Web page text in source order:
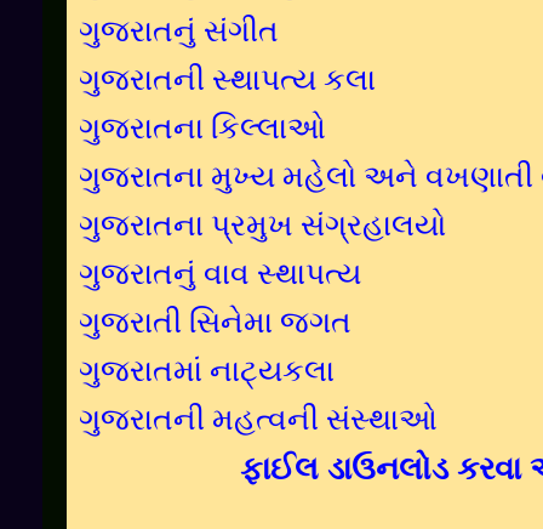
ગુજરાતનું સંગીત
ગુજરાતની સ્થાપત્ય કલા
ગુજરાતના કિલ્લાઓ
ગુજરાતના મુખ્ય મહેલો અને
ગુજરાતના પ્રમુખ સંગ્રહાલયો
ગુજરાતનું વાવ સ્થાપત્ય
ગુજરાતી સિનેમા જગત
ગુજરાતમાં નાટ્યકલા
ગુજરાતની મહત્વની સંસ્થાઓ
ફાઈલ ડાઉનલોડ કરવા